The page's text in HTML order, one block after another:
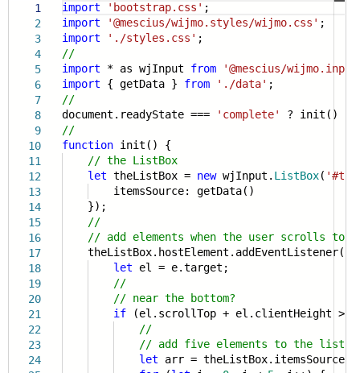
1
2
3
4
5
6
7
8
9
10
11
12
13
14
15
16
17
18
19
20
21
22
23
24
import 'bootstrap.css' ;
import
'@mescius/wijmo.styles/wijmo.css' ;
import
'./styles.css' ;
//
import * as wjInput from
'@mescius/
import { getData } from './data' ;
//
document.readyState ===
'complete'
? init() :
//
function init() {
// the ListBox
let theListBox = newwjInput. ListBox(
itemsSource: getData()
});
//
// add elements when the user scrolls to
theListBox.hostElement.addEventListener(
let el = e.target;
//
// near the bottom?
if (el.scrollTop + el.clientHeight >
//
// add five elements to the list
let arr = theListBox.itemsSource;